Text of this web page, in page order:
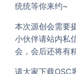
统统等你来约~
本次源创会需要
小伙伴请站内私
会，会后还将有
请大家下载OSC